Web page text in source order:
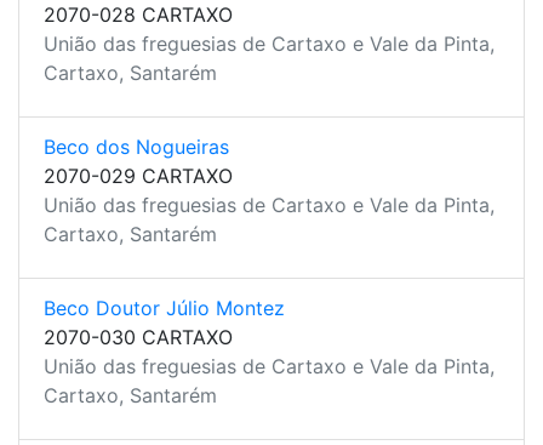
2070-028 CARTAXO
União das freguesias de Cartaxo e Vale da Pinta,
Cartaxo, Santarém
Beco dos Nogueiras
2070-029 CARTAXO
União das freguesias de Cartaxo e Vale da Pinta,
Cartaxo, Santarém
Beco Doutor Júlio Montez
2070-030 CARTAXO
União das freguesias de Cartaxo e Vale da Pinta,
Cartaxo, Santarém